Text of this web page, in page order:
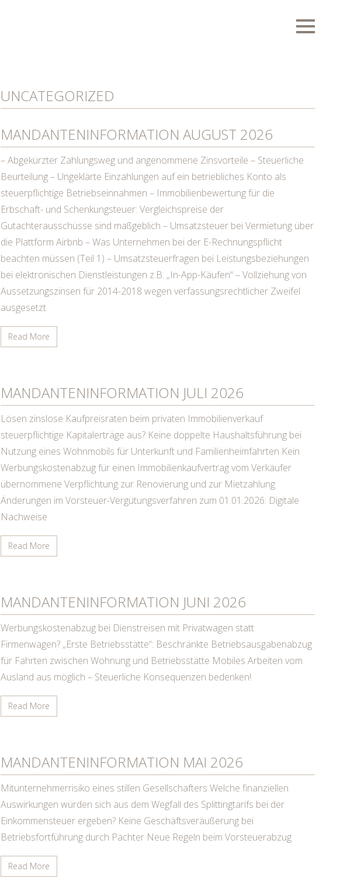
UNCATEGORIZED
MANDANTENINFORMATION AUGUST 2026
– Abgekürzter Zahlungsweg und angenommene Zinsvorteile – Steuerliche
Beurteilung – Ungeklärte Einzahlungen auf ein betriebliches Konto als
steuerpflichtige Betriebseinnahmen – Immobilienbewertung für die
Erbschaft- und Schenkungsteuer: Vergleichspreise der
Gutachterausschüsse sind maßgeblich – Umsatzsteuer bei Vermietung über
die Plattform Airbnb – Was Unternehmen bei der E-Rechnungspflicht
beachten müssen (Teil 1) – Umsatzsteuerfragen bei Leistungsbeziehungen
bei elektronischen Dienstleistungen z.B. „In-App-Käufen“ – Vollziehung von
Aussetzungszinsen für 2014-2018 wegen verfassungsrechtlicher Zweifel
ausgesetzt
Read More
MANDANTENINFORMATION JULI 2026
Lösen zinslose Kaufpreisraten beim privaten Immobilienverkauf
steuerpflichtige Kapitalerträge aus? Keine doppelte Haushaltsführung bei
Nutzung eines Wohnmobils für Unterkunft und Familienheimfahrten Kein
Werbungskostenabzug für einen Immobilienkaufvertrag vom Verkäufer
übernommene Verpflichtung zur Renovierung und zur Mietzahlung
Änderungen im Vorsteuer-Vergütungsverfahren zum 01.01.2026: Digitale
Nachweise
Read More
MANDANTENINFORMATION JUNI 2026
Werbungskostenabzug bei Dienstreisen mit Privatwagen statt
Firmenwagen? „Erste Betriebsstätte“: Beschränkte Betriebsausgabenabzug
für Fahrten zwischen Wohnung und Betriebsstätte Mobiles Arbeiten vom
Ausland aus möglich – Steuerliche Konsequenzen bedenken!
Read More
MANDANTENINFORMATION MAI 2026
Mitunternehmerrisiko eines stillen Gesellschafters Welche finanziellen
Auswirkungen würden sich aus dem Wegfall des Splittingtarifs bei der
Einkommensteuer ergeben? Keine Geschäftsveräußerung bei
Betriebsfortführung durch Pächter Neue Regeln beim Vorsteuerabzug
Read More